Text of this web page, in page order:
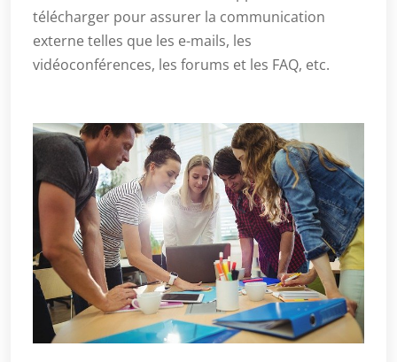
télécharger pour assurer la communication
externe telles que les e-mails, les
vidéoconférences, les forums et les FAQ, etc.